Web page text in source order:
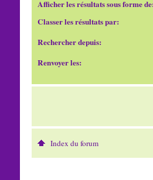
Afficher les résultats sous forme
Classer les résultats par:
Rechercher depuis:
Renvoyer les:
Index du forum